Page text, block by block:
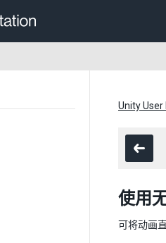
Unity
使用
可将动画